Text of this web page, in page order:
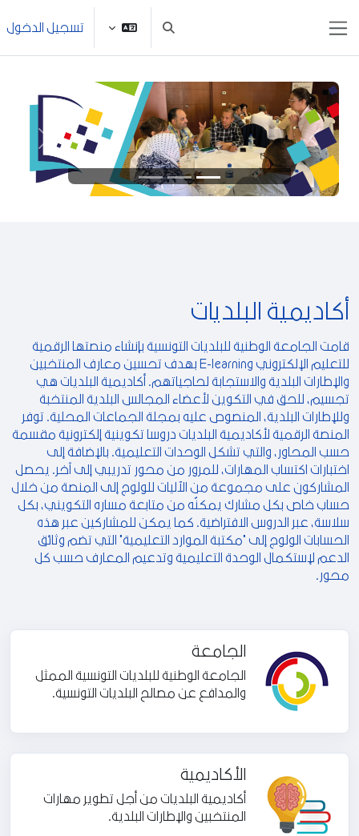
تبديل إدخال البحث تسجيل الدخول
السابق التالي
أكاديمية البلديات
قامت الجامعة الوطنية للبلديات التونسية بإنشاء منصتها الرقمية
للتعليم الإلكتروني E-learning بهدف تحسين معارف المنتخبين
والإطارات البلدية والاستجابة لحاجياتهم. أكاديمية البلديات هي
تجسيم، للحق في التكوين لأعضاء المجالس البلدية المنتخبة
وللإطارات البلدية، المنصوص عليه بمجلة الجماعات المحلية. توفر
المنصة الرقمية لأكاديمية البلديات دروسا تكوينية إلكترونية مقسمة
حسب المحاور، والتي تشكل الوحدات التعليمية. بالإضافة إلى
اختبارات اكتساب المهارات، للمرور من محور تدريبي إلى آخر. يحصل
المشاركون على مجموعة من الآليات للولوج إلى المنصة من خلال
حساب خاص بكل مشارك يمكنّه من متابعة مساره التكويني، بكل
سلاسة، عبر الدروس الافتراضية. كما يمكن للمشاركين عبر هذه
الحسابات الولوج إلى "مكتبة الموارد التعليمية" التي تضم وثائق
الدعم لإستكمال الوحدة التعليمية وتدعيم المعارف حسب كل
محور.
الجامعة
الجامعة الوطنية للبلديات التونسية الممثل
والمدافع عن مصالح البلديات التونسية.
الأكاديمية
أكاديمية البلديات من أجل تطوير مهارات
المنتخبين والإطارات البلدية.